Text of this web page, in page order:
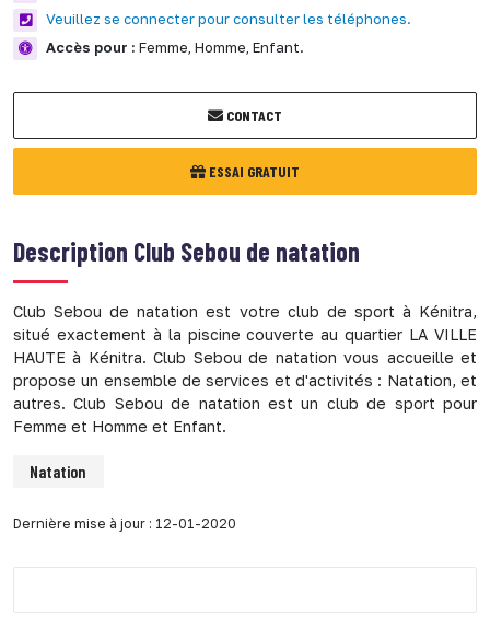
Veuillez se connecter pour consulter les téléphones.
Accès pour : Femme, Homme, Enfant.
CONTACT
ESSAI GRATUIT
Description Club Sebou de natation
Club Sebou de natation est votre club de sport à Kénitra,
situé exactement à la piscine couverte au quartier LA VILLE
HAUTE à Kénitra. Club Sebou de natation vous accueille et
propose un ensemble de services et d'activités : Natation, et
autres. Club Sebou de natation est un club de sport pour
Femme et Homme et Enfant.
Natation
Dernière mise à jour : 12-01-2020